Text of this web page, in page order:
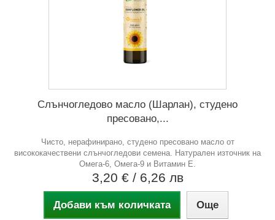
Слънчогледово масло (Шарлан), студено
пресовано,...
Чисто, нерафинирано, студено пресовано масло от
висококачествени слънчогледови семена. Натурален източник на
Омега-6, Омега-9 и Витамин Е.
3,20 € / 6,26 лв
Добави към количката Още